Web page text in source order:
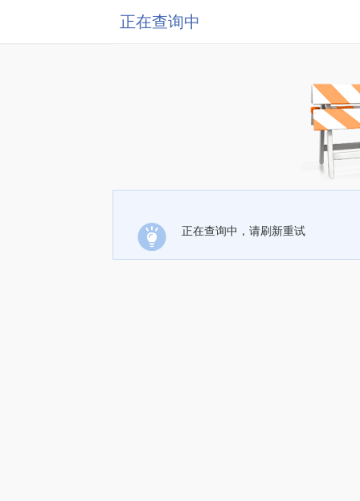
正在查询中
正在查询中，请刷新重试